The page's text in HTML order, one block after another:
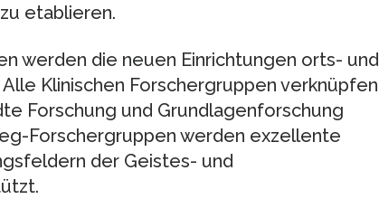
etablieren.
werden die neuen Einrichtungen orts- und
Klinischen Forschergruppen verknüpfen
Forschung und Grundlagenforschung
Forschergruppen werden exzellente
der Geistes- und